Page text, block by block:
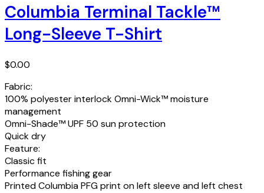
Columbia Terminal Tackle™
Long-Sleeve T-Shirt
$0.00
Fabric:
100% polyester interlock Omni-Wick™ moisture
management
Omni-Shade™ UPF 50 sun protection
Quick dry
Feature:
Classic fit
Performance fishing gear
Printed Columbia PFG print on left sleeve and left chest